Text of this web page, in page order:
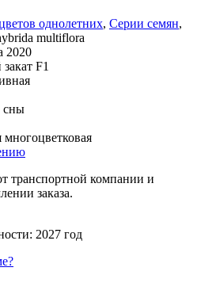
однолетних, Серии семян,
multiflora
2020
F1
сны
транспортной компании и
заказа.
2027 год